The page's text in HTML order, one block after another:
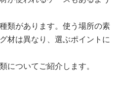
類があります。使う場所の素
材は異なり、選ぶポイントに
についてご紹介します。